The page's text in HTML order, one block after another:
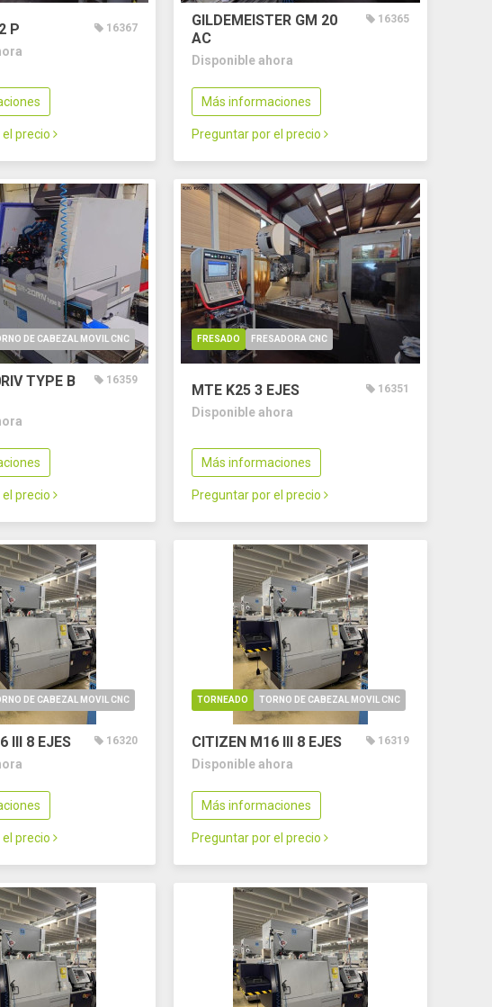
P 16367
precio
GILDEMEISTER GM 20
AC
16365
Disponible ahora
Más informaciones
Preguntar por el precio
DE CABEZAL MOVIL CNC
TYPE B
16359
precio
FRESADO FRESADORA CNC
MTE K253 EJES 16351
Disponible ahora
Más informaciones
Preguntar por el precio
DE CABEZAL MOVIL CNC
III 8 EJES 16320
precio
TORNEADO TORNO DE CABEZAL MOVIL CNC
CITIZEN M16 III 8 EJES 16319
Disponible ahora
Más informaciones
Preguntar por el precio